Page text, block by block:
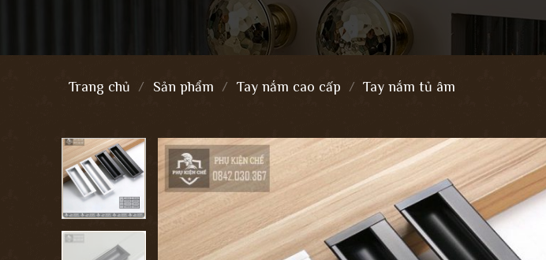
Trang chủ / Sản phẩm / Tay nắm cao cấp / Tay nắm tủ âm